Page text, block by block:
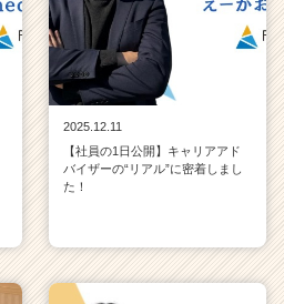
2025.12.11
【社員の1日公開】キャリアアド
バイザーの“リアル”に密着しまし
た！